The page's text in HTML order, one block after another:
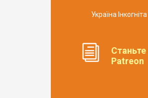
Україна
Patreon